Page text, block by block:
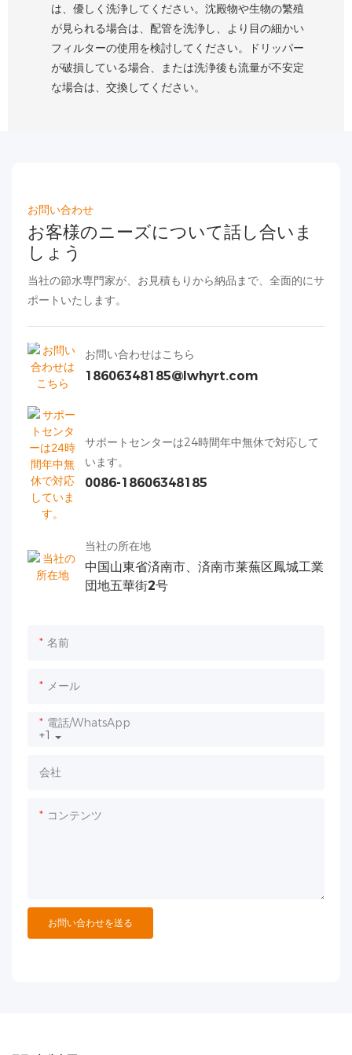
は、優しく洗浄してください。沈殿物や生物の繁殖
が見られる場合は、配管を洗浄し、より目の細かい
フィルターの使用を検討してください。ドリッパー
が破損している場合、または洗浄後も流量が不安定
な場合は、交換してください。
お問い合わせ
お客様のニーズについて話し合いま
しょう
当社の節水専門家が、お見積もりから納品まで、全面的にサ
ポートいたします。
お問い合わせはこちら
18606348185@lwhyrt.com
サポートセンターは24時間年中無休で対応して
います。
0086-18606348185
当社の所在地
中国山東省済南市、済南市莱蕪区鳳城工業
団地五華街2号
名前
メール
+1
電話/WhatsApp
会社
コンテンツ
お問い合わせを送る